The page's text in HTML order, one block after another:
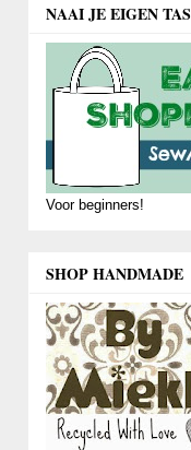
NAAI JE EIGEN TAS
Voor beginners!
SHOP HANDMADE